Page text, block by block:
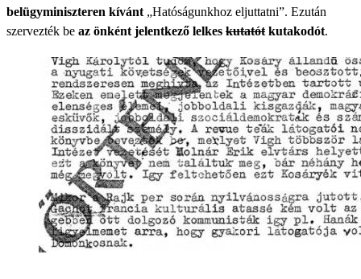
belügyminiszteren kívánt „Hatóságunkhoz eljuttatni”. Ezután
szervezték be az önként jelentkező lelkes kutatót kutakodót.